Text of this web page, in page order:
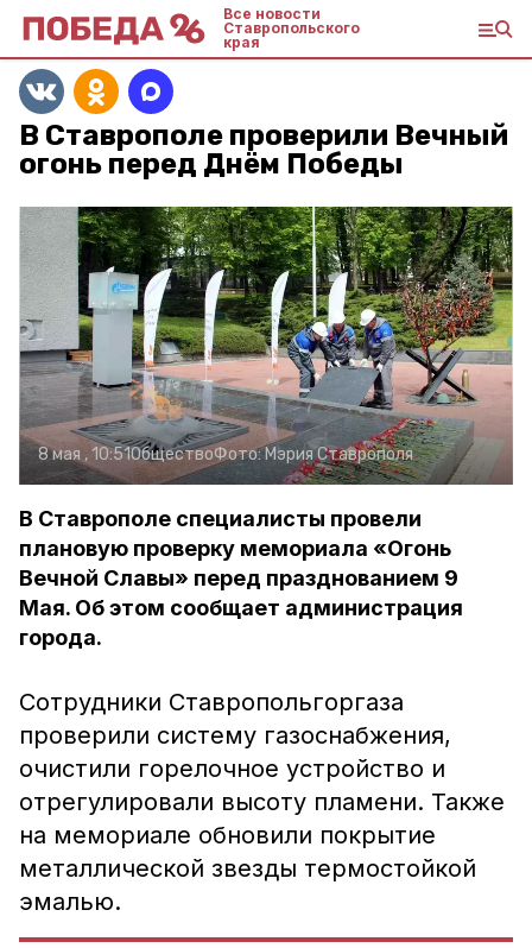
Все новости
Ставропольского
края
В Ставрополе проверили Вечный
огонь перед Днём Победы
8 мая , 10:51ОбществоФото:Мэрия Ставрополя
В Ставрополе специалисты провели
плановую проверку мемориала «Огонь
Вечной Славы» перед празднованием 9
Мая. Об этом сообщает администрация
города.
Сотрудники Ставропольгоргаза
проверили систему газоснабжения,
очистили горелочное устройство и
отрегулировали высоту пламени. Также
на мемориале обновили покрытие
металлической звезды термостойкой
эмалью.